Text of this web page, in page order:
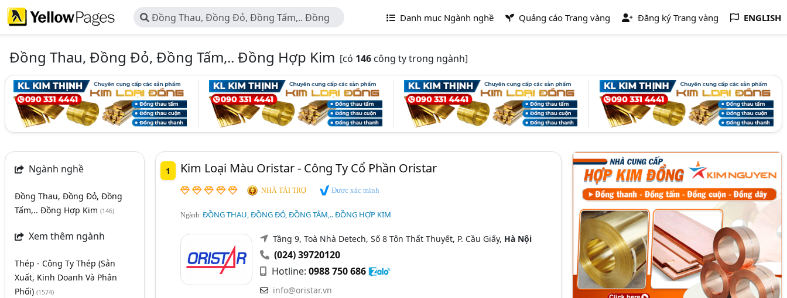
Đồng Thau, Đồng Đỏ, Đồng Tấm,.. Đồng
Hợp Kim
Danh mục Ngành nghề Quảng cáo Trang vàng Đăng ký Trang vàng ENGLISH
Đồng Thau, Đồng Đỏ, Đồng Tấm,.. Đồng Hợp Kim [có 146 công ty trong ngành]
Ngành nghề
Đồng Thau, Đồng Đỏ, Đồng
Tấm,.. Đồng Hợp Kim (146)
Xem thêm ngành
Thép - Công Ty Thép (Sản
Xuất, Kinh Doanh Và Phân
Phối) (1574)
1 Kim Loại Màu Oristar - Công Ty Cổ Phần Oristar
NHÀ TÀI TRỢ Được xác minh
Ngành: ĐỒNG THAU, ĐỒNG ĐỎ, ĐỒNG TẤM,.. ĐỒNG HỢP KIM
Tầng 9, Toà Nhà Detech, Số 8 Tôn Thất Thuyết, P. Cầu Giấy, Hà Nội
(024) 39720120
Hotline: 0988 750 686
info@oristar.vn